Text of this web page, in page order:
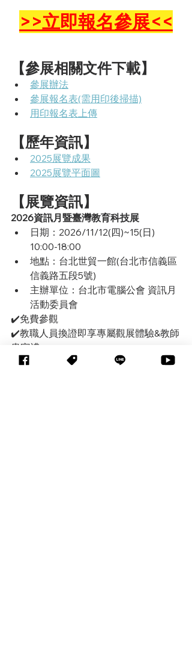
>>立即報名參展<<
【參展相關文件下載】
參展辦法
參展報名表(需用印後掃描)
用印報名表上傳
【歷年資訊】
2025展覽成果
2025展覽平面圖
【展覽資訊】
2026資訊月暨臺灣教育科技展
日期：2026/11/12(四)~15(日)
10:00-18:00
地點：台北世貿一館(台北市信義區
信義路五段5號)
主辦單位：台北市電腦公會 資訊月
活動委員會
✔️免費參觀
✔️教職人員換證即享專屬觀展體驗&教師
貴賓禮